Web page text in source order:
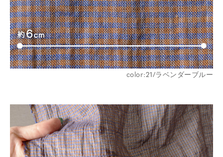
color:21/ラベンダーブルー